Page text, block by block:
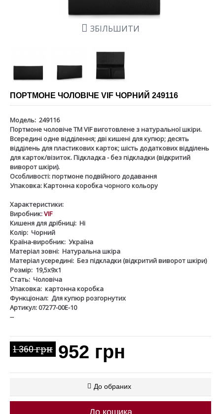
ЗБІЛЬШИТИ
ПОРТМОНЕ ЧОЛОВІЧЕ VIF ЧОРНИЙ 249116
Модель: 249116
Портмоне чоловіче ТМ VIF виготовлене з натуральної шкіри.
Всередині одне відділення; дві кишені для купюр; десять
відділень для пластикових карток; шість додаткових відділень
для карток/візиток. Підкладка - без підкладки (відкритий
виворот шкіри).
Особливості:портмоне подвійного додавання
Упаковка:Картонна коробка чорного кольору
Характеристики:
Виробник:VIF
Кишеня для дрібниці: Ні
Колір: Чорний
Країна-виробник: Україна
Матеріал зовні: Натуральна шкіра
Матеріал усередині: Без підкладки (відкритий виворот шкіри)
Розмір: 19,5х9х1
Стать: Чоловіча
Упаковка: картонна коробка
Функціонал: Для купюр розгорнутих
Артикул: 07277-00Е-10
--
1 360 грн 952 грн
До обраних